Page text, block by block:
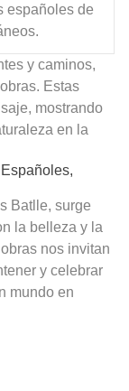
españoles de
y caminos,
Estas
mostrando
en la
Batlle, surge
la belleza y la
nos invitan
y celebrar
mundo en